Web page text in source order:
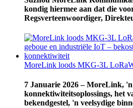
kondig hiermee aan dat die
Regsverteenwoordiger,
MoreLink loods MKG-3L
7 Januarie 2026 – MoreLink,
konnektiwiteitsoplossings, het
bekendgestel, 'n veelsydige